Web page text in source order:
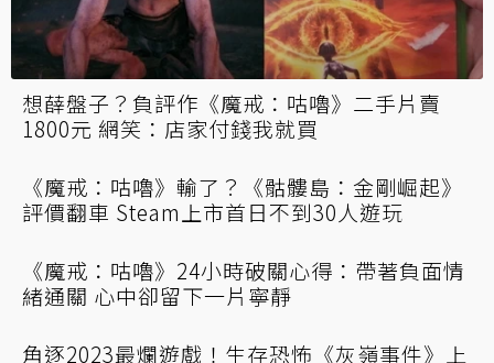
拉瑞安曝《柏德之門3》文本量為「魔戒」的
三倍 動畫量可拍「權力遊戲」16季？